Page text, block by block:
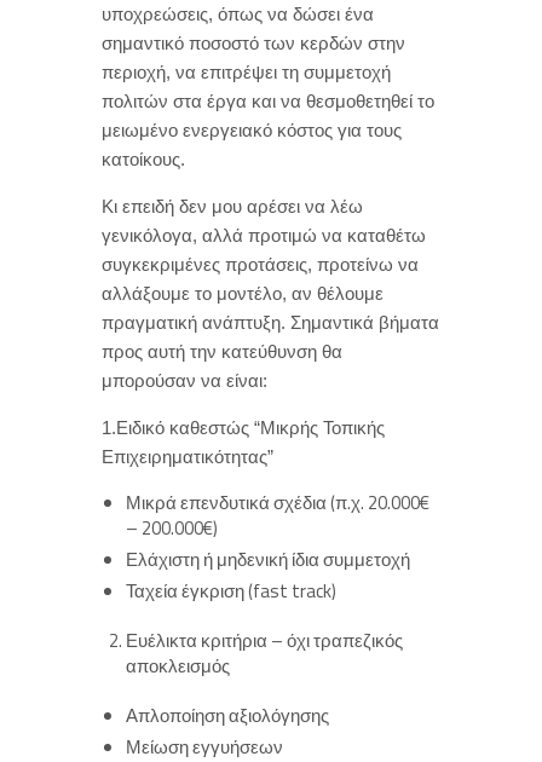
υποχρεώσεις, όπως να δώσει ένα
σημαντικό ποσοστό των κερδών στην
περιοχή, να επιτρέψει τη συμμετοχή
πολιτών στα έργα και να θεσμοθετηθεί το
μειωμένο ενεργειακό κόστος για τους
κατοίκους.
Κι επειδή δεν μου αρέσει να λέω
γενικόλογα, αλλά προτιμώ να καταθέτω
συγκεκριμένες προτάσεις, προτείνω να
αλλάξουμε το μοντέλο, αν θέλουμε
πραγματική ανάπτυξη. Σημαντικά βήματα
προς αυτή την κατεύθυνση θα
μπορούσαν να είναι:
1.Ειδικό καθεστώς “Μικρής Τοπικής
Επιχειρηματικότητας”
Μικρά επενδυτικά σχέδια (π.χ. 20.000€
– 200.000€)
Ελάχιστη ή μηδενική ίδια συμμετοχή
Ταχεία έγκριση (fast track)
Ευέλικτα κριτήρια – όχι τραπεζικός
αποκλεισμός
Απλοποίηση αξιολόγησης
Μείωση εγγυήσεων